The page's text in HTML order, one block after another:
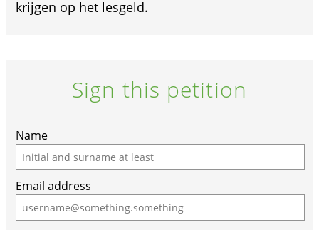
krijgen op het lesgeld.
Sign this petition
Name
Email address